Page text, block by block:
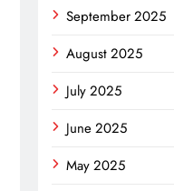
September 2025
August 2025
July 2025
June 2025
May 2025